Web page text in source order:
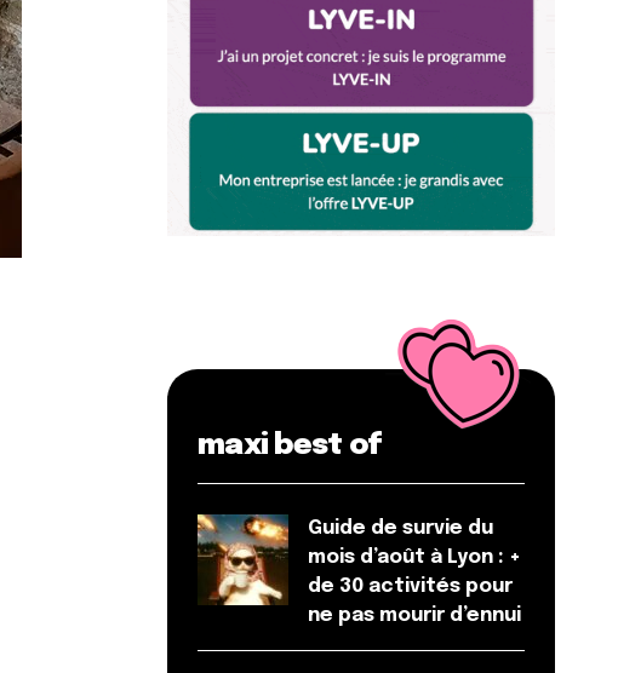
maxi best of
Guide de survie du
mois d’août à Lyon : +
de 30 activités pour
ne pas mourir d’ennui